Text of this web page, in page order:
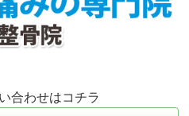
合わせはコチラ